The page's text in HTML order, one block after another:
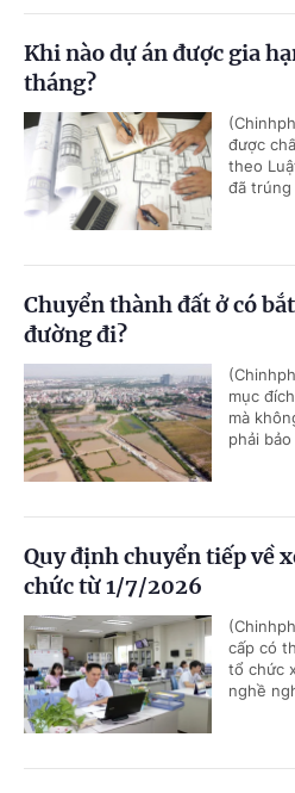
Khi nào dự án được gia
tháng?
được
theo
đã trúng
Chuyển thành đất ở có
đường đi?
mục
mà
phải
Quy định chuyển tiếp về
chức từ 1/7/2026
cấp có
tổ chức
nghề